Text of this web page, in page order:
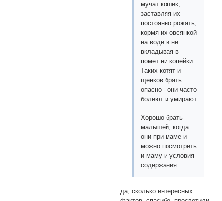
мучат кошек,
заставляя их
постоянно рожать,
кормя их овсянкой
на воде и не
вкладывая в
помет ни копейки.
Таких котят и
щенков брать
опасно - они часто
болеют и умирают
.
Хорошо брать
малышей, когда
они при маме и
можно посмотреть
и маму и условия
содержания.
да, сколько интересных